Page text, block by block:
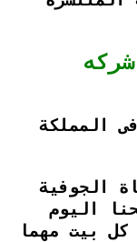
المملكة
الجوفية
اليوم
كل بيت مهما